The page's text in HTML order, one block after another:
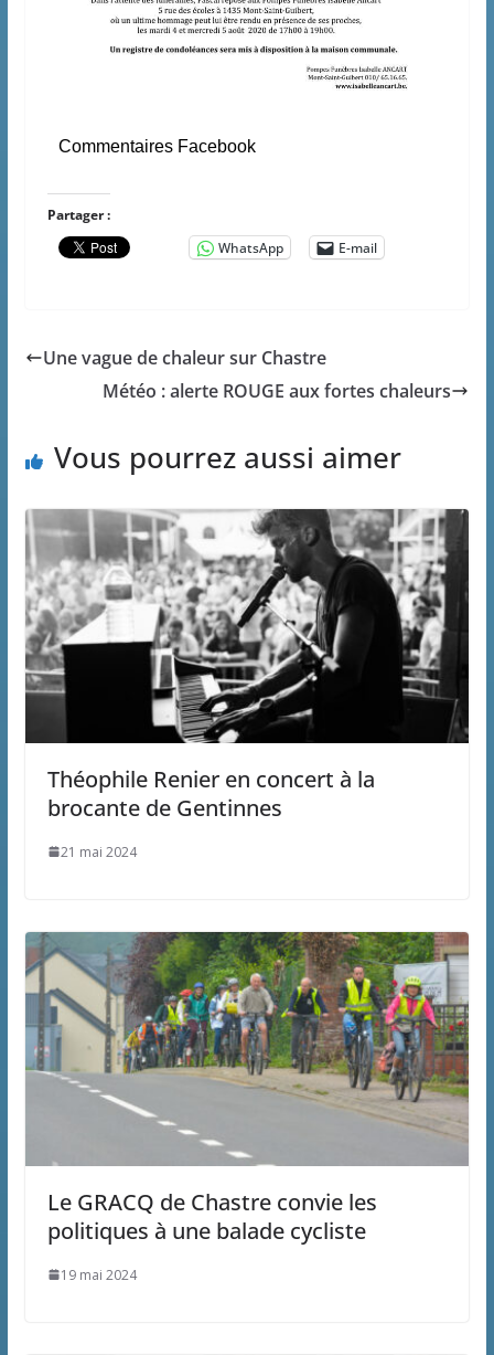
Commentaires Facebook
Partager :
WhatsApp
E-mail
Une vague de chaleur sur Chastre
Météo : alerte ROUGE aux fortes chaleurs
Vous pourrez aussi aimer
Théophile Renier en concert à la
brocante de Gentinnes
21 mai 2024
Le GRACQ de Chastre convie les
politiques à une balade cycliste
19 mai 2024